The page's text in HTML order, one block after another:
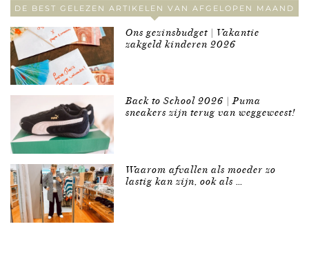
DE BEST GELEZEN ARTIKELEN VAN AFGELOPEN MAAND
Ons gezinsbudget | Vakantie
zakgeld kinderen 2026
Back to School 2026 | Puma
sneakers zijn terug van weggeweest!
Waarom afvallen als moeder zo
lastig kan zijn, ook als …